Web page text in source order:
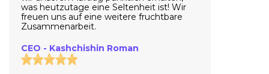
was heutzutage eine Seltenheit ist! Wir
freuen uns auf eine weitere fruchtbare
Zusammenarbeit.
CEO - Kashchishin Roman